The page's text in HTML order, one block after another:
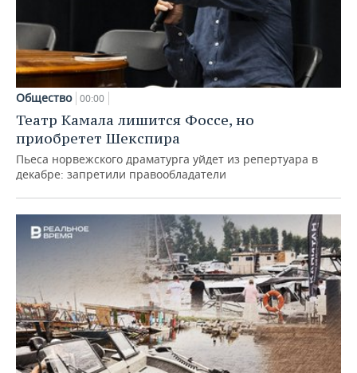
Общество 00:00
Театр Камала лишится Фоссе, но
приобретет Шекспира
Пьеса норвежского драматурга уйдет из репертуара в
декабре: запретили правообладатели